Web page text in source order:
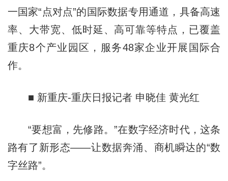
一国家“点对点”的国际数据专用通道，具备高速
率、大带宽、低时延、高可靠等特点，已覆盖
重庆8个产业园区，服务48家企业开展国际合
作。
■ 新重庆-重庆日报记者 申晓佳 黄光红
“要想富，先修路。”在数字经济时代，这条
路有了新形态——让数据奔涌、商机瞬达的“数
字丝路”。